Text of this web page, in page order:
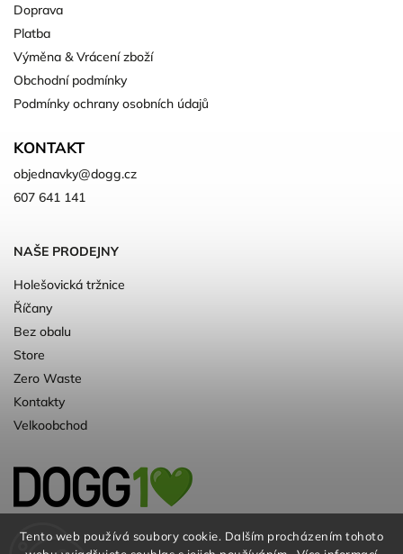
Tento web používá soubory cookie. Dalším procházením tohoto
Doprava
Platba
Výměna & Vrácení zboží
Obchodní podmínky
Podmínky ochrany osobních údajů
KONTAKT
objednavky@dogg.cz
607 641 141
NAŠE PRODEJNY
Holešovická tržnice
Říčany
Bez obalu
Store
Zero Waste
Kontakty
Velkoobchod
Kvalitní a ♻️eko chovatelské potřeby pro